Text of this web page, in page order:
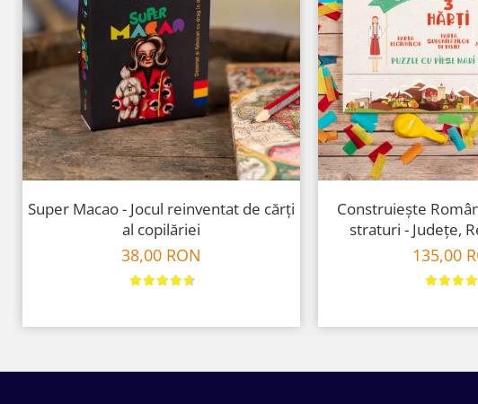
Super Macao - Jocul reinventat de cărți
al copilăriei
38,00 RON
Construiește
straturi - Județe,
135,00